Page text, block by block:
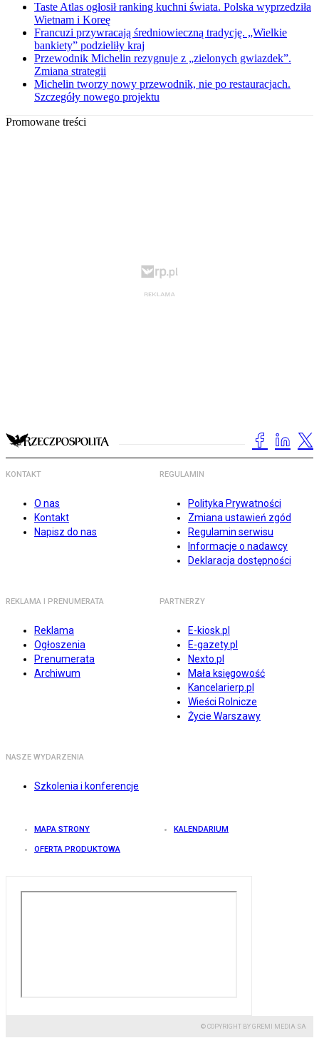
Taste Atlas ogłosił ranking kuchni świata. Polska wyprzedziła
Wietnam i Koreę
Francuzi przywracają średniowieczną tradycję. „Wielkie
bankiety” podzieliły kraj
Przewodnik Michelin rezygnuje z „zielonych gwiazdek”.
Zmiana strategii
Michelin tworzy nowy przewodnik, nie po restauracjach.
Szczegóły nowego projektu
Promowane treści
KONTAKT
O nas
Kontakt
Napisz do nas
REGULAMIN
Polityka Prywatności
Zmiana ustawień zgód
Regulamin serwisu
Informacje o nadawcy
Deklaracja dostępności
REKLAMA I PRENUMERATA
Reklama
Ogłoszenia
Prenumerata
Archiwum
PARTNERZY
E-kiosk.pl
E-gazety.pl
Nexto.pl
Mała księgowość
Kancelarierp.pl
Wieści Rolnicze
Życie Warszawy
NASZE WYDARZENIA
Szkolenia i konferencje
MAPA STRONY KALENDARIUM
OFERTA PRODUKTOWA
© COPYRIGHT BY GREMI MEDIA SA